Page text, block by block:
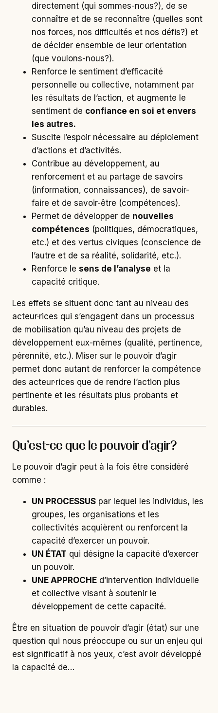
directement (qui sommes-nous?), de se
connaître et de se reconnaître (quelles sont
nos forces, nos difficultés et nos défis?) et
de décider ensemble de leur orientation
(que voulons-nous?).
Renforce le sentiment d’efficacité
personnelle ou collective, notamment par
les résultats de l’action, et augmente le
sentiment de confiance en soi et envers
les autres.
Suscite l’espoir nécessaire au déploiement
d’actions et d’activités.
Contribue au développement, au
renforcement et au partage de savoirs
(information, connaissances), de savoir-
faire et de savoir-être (compétences).
Permet de développer de nouvelles
compétences (politiques, démocratiques,
etc.) et des vertus civiques (conscience de
l’autre et de sa réalité, solidarité, etc.).
Renforce le sens de l’analyse et la
capacité critique.
Les effets se situent donc tant au niveau des
acteur·rices qui s’engagent dans un processus
de mobilisation qu’au niveau des projets de
développement eux-mêmes (qualité, pertinence,
pérennité, etc.). Miser sur le pouvoir d’agir
permet donc autant de renforcer la compétence
des acteur·rices que de rendre l’action plus
pertinente et les résultats plus probants et
durables.
Qu’est-ce que le pouvoir d’agir?
Le pouvoir d’agir peut à la fois être considéré
comme :
UN PROCESSUS par lequel les individus, les
groupes, les organisations et les
collectivités acquièrent ou renforcent la
capacité d’exercer un pouvoir.
UN ÉTAT qui désigne la capacité d’exercer
un pouvoir.
UNE APPROCHE d’intervention individuelle
et collective visant à soutenir le
développement de cette capacité.
Être en situation de pouvoir d’agir (état) sur une
question qui nous préoccupe ou sur un enjeu qui
est significatif à nos yeux, c’est avoir développé
la capacité de…